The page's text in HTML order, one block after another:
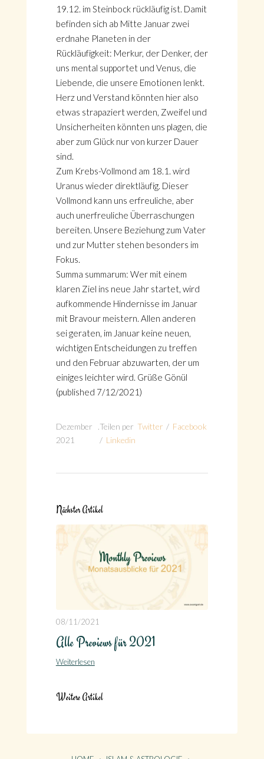
19.12. im Steinbock rückläufig ist. Damit
befinden sich ab Mitte Januar zwei
erdnahe Planeten in der
Rückläufigkeit: Merkur, der Denker, der
uns mental supportet und Venus, die
Liebende, die unsere Emotionen lenkt.
Herz und Verstand könnten hier also
etwas strapaziert werden, Zweifel und
Unsicherheiten könnten uns plagen, die
aber zum Glück nur von kurzer Dauer
sind.
Zum Krebs-Vollmond am 18.1. wird
Uranus wieder direktläufig. Dieser
Vollmond kann uns erfreuliche, aber
auch unerfreuliche Überraschungen
bereiten. Unsere Beziehung zum Vater
und zur Mutter stehen besonders im
Fokus.
Summa summarum: Wer mit einem
klaren Ziel ins neue Jahr startet, wird
aufkommende Hindernisse im Januar
mit Bravour meistern. Allen anderen
sei geraten, im Januar keine neuen,
wichtigen Entscheidungen zu treffen
und den Februar abzuwarten, der um
einiges leichter wird. Grüße Gönül
(published 7/12/2021)
Dezember
2021
.Teilen per Twitter / Facebook
/ Linkedin
Nächster Artikel
08/11/2021
Alle Previews für 2021
Weiterlesen
Weitere Artikel